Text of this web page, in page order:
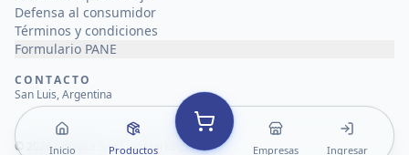
Inicio Productos Empresas Ingresar
Defensa al consumidor
Términos y condiciones
Formulario PANE
CONTACTO
San Luis, Argentina
© 2026Compre San Luis Marketplace